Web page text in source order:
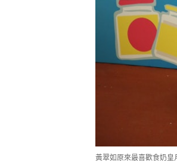
黃翠如原來最喜歡食奶皇